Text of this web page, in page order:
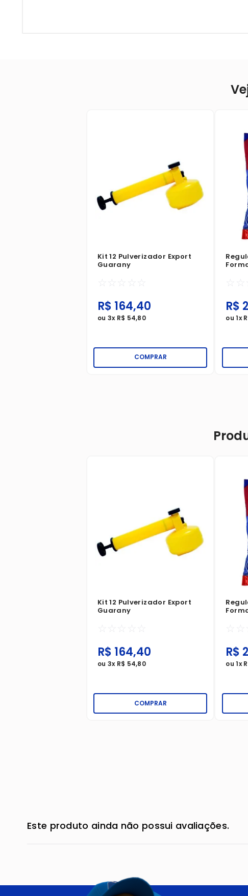
Kit 12 Pulverizador Export
Guarany
☆ ☆ ☆ ☆ ☆
R$ 164,40
ou 3x R$ 54,80
COMPRAR
☆ ☆
R$
ou1x
Kit 12 Pulverizador Export
Guarany
☆ ☆ ☆ ☆ ☆
R$ 164,40
ou 3x R$ 54,80
COMPRAR
☆ ☆
R$
ou1x
Este produto ainda não possui avaliações.